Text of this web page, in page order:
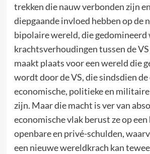
trekken die nauw verbonden zijn
diepgaande invloed hebben op de
bipolaire wereld, die gedomineerd
krachtsverhoudingen tussen de VS
maakt plaats voor een wereld die
wordt door de VS, die sindsdien de
economische, politieke en
zijn. Maar die macht is ver van
economische vlak berust ze op een
openbare en privé-schulden,
een nieuwe wereldkrach kan